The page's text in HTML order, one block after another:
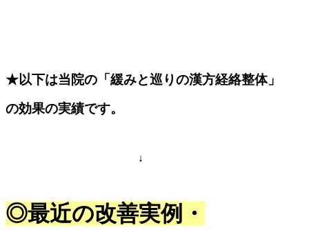
★以下は当院の「緩みと巡りの漢方経絡整体」
の効果の実績です。
↓
◎最近の改善実例・